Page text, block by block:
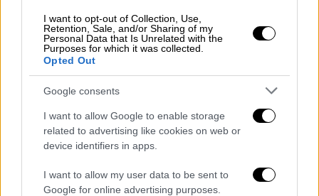
I want to opt-out of Collection, Use,
Retention, Sale, and/or Sharing of my
Personal Data that Is Unrelated with the
Purposes for which it was collected.
Opted Out
Google consents
I want to allow Google to enable storage
related to advertising like cookies on web or
device identifiers in apps.
I want to allow my user data to be sent to
Google for online advertising purposes.
«Έτυχε τώρα σε εμάς να γίνεται και η
σύσκεψη του υπουργού με τους δημάρχους
και τον περιφερειάρχη, όμως είναι μια μέρα
συγκλονισμένη από τη γυναικοκτονία.
Κάναμε τη διαμαρτυρία μας, γράψαμε “όχι
άλλη Κυριακή”.Δεν μας άφησαν να μπούμε
μέσα στην αίθουσα του Περιφερειακού
Συμβουλίου για το πούμε στον υπουργό
Απευθύνουμε ένα κάλεσμα προς τον αρμόδιο
υπουργό να δει με ποιον τρόπο θα